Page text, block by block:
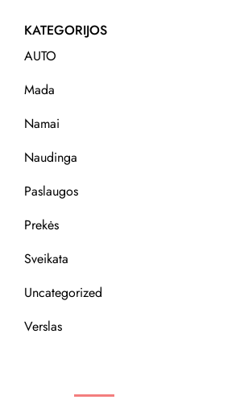
KATEGORIJOS
AUTO
Mada
Namai
Naudinga
Paslaugos
Prekės
Sveikata
Uncategorized
Verslas